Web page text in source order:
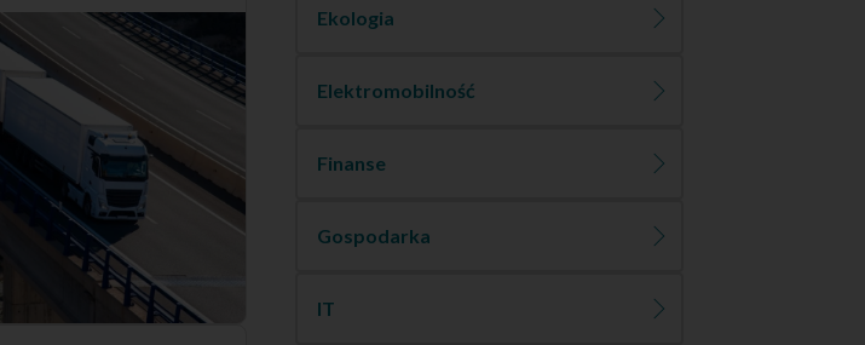
Ekologia
Elektromobilność
Finanse
Gospodarka
IT